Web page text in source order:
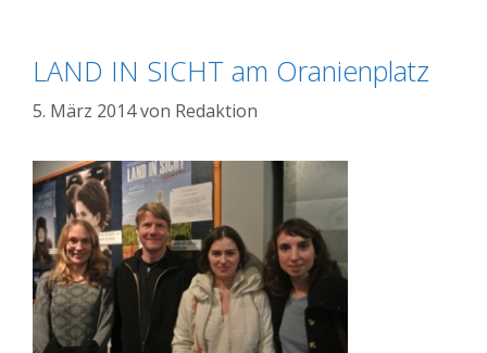
LAND IN SICHT am Oranienplatz
5. März 2014von Redaktion